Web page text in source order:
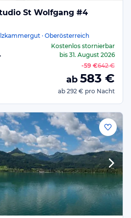
St Wolfgang #4
· Oberösterreich
Kostenlos stornierbar
bis 31. August 2026
-59 €642 €
ab 583 €
ab 292 € pro Nacht